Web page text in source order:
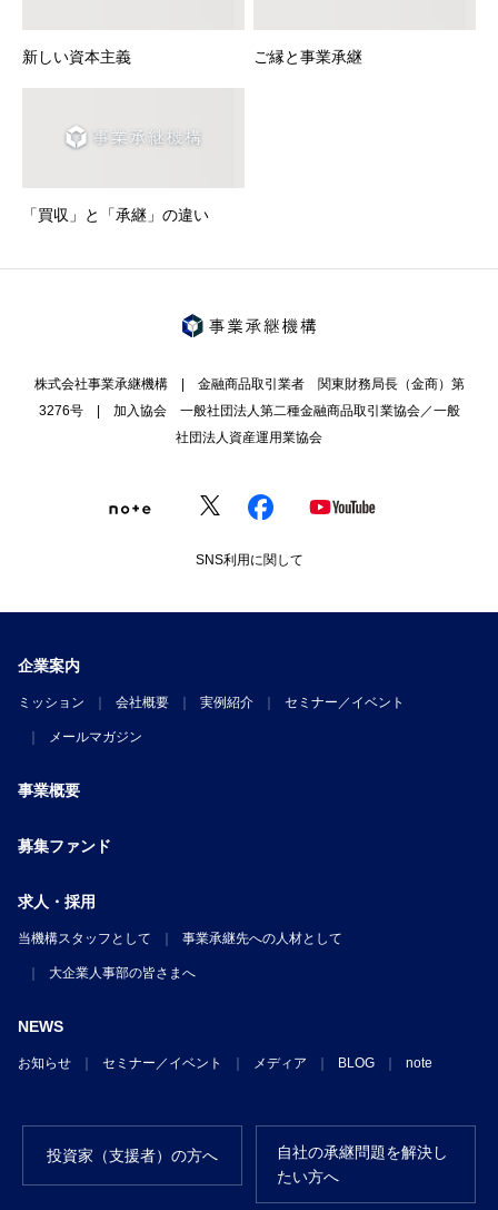
新しい資本主義 ご縁と事業承継
「買収」と「承継」の違い
株式会社事業承継機構 | 金融商品取引業者 関東財務局長（金商）第
3276号 | 加入協会 一般社団法人第二種金融商品取引業協会／一般
社団法人資産運用業協会
SNS利用に関して
企業案内
ミッション 会社概要 実例紹介 セミナー／イベント
メールマガジン
事業概要
募集ファンド
求人・採用
当機構スタッフとして 事業承継先への人材として
大企業人事部の皆さまへ
NEWS
お知らせ セミナー／イベント メディア BLOG note
投資家（支援者）の方へ
自社の承継問題を解決し
たい方へ